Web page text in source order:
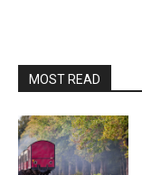
MOST READ